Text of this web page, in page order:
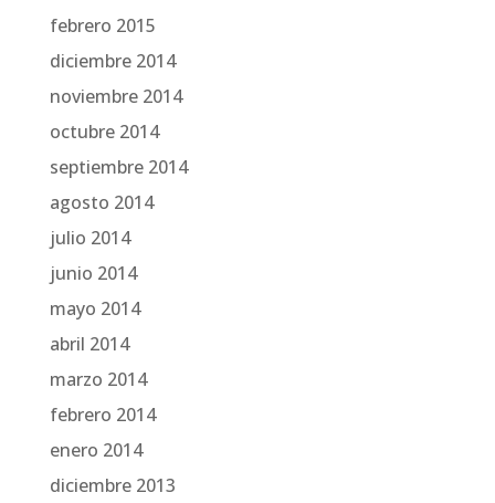
febrero 2015
diciembre 2014
noviembre 2014
octubre 2014
septiembre 2014
agosto 2014
julio 2014
junio 2014
mayo 2014
abril 2014
marzo 2014
febrero 2014
enero 2014
diciembre 2013